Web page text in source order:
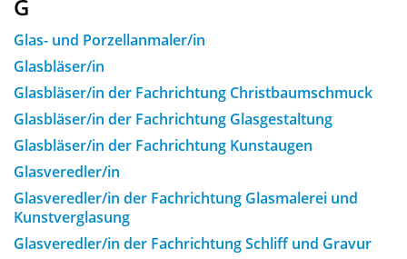
G
Glas- und Porzellanmaler/in
Glasbläser/in
Glasbläser/in der Fachrichtung Christbaumschmuck
Glasbläser/in der Fachrichtung Glasgestaltung
Glasbläser/in der Fachrichtung Kunstaugen
Glasveredler/in
Glasveredler/in der Fachrichtung Glasmalerei und
Kunstverglasung
Glasveredler/in der Fachrichtung Schliff und Gravur